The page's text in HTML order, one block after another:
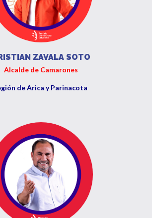
ZAVALA SOTO
Alcalde de Camarones
de Arica y Parinacota